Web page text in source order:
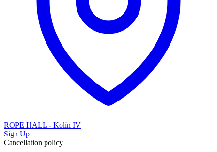
ROPE HALL - Kolín IV
Sign Up
Cancellation policy